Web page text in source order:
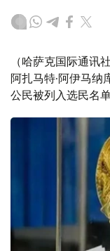
（哈萨克国际通讯
阿扎马特·阿伊马
公民被列入选民名单